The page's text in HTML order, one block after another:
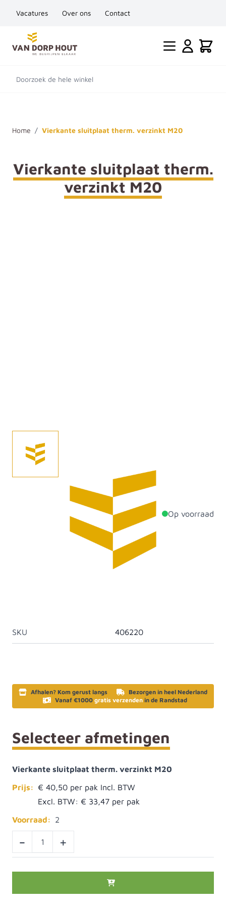
Vacatures Over ons Contact
Ga naar de inhoud
Cart
Doorzoek de hele winkel
Home / Vierkante sluitplaat therm. verzinkt M20
Vierkante sluitplaat therm.
verzinkt M20
Vierkante sluitplaat thermisch verzink M20.
Op voorraad
Productdetails
20mm
SKU 406220
Afhalen? Kom gerust langs
Bezorgen in heel Nederland
Vanaf €1000 gratis verzenden in de Randstad
Selecteer afmetingen
Vierkante sluitplaat therm. verzinkt M20
Prijs: € 40,50
Excl. BTW: € 33,47
Voorraad:
2
- +